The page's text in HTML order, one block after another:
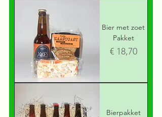
Bier met zoet
Pakket
Prijs
€ 18,70
Bierpakket